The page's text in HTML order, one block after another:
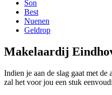
Son
Best
Nuenen
Geldrop
Makelaardij
Indien je aan de slag gaat met
zal het voor jou een stuk